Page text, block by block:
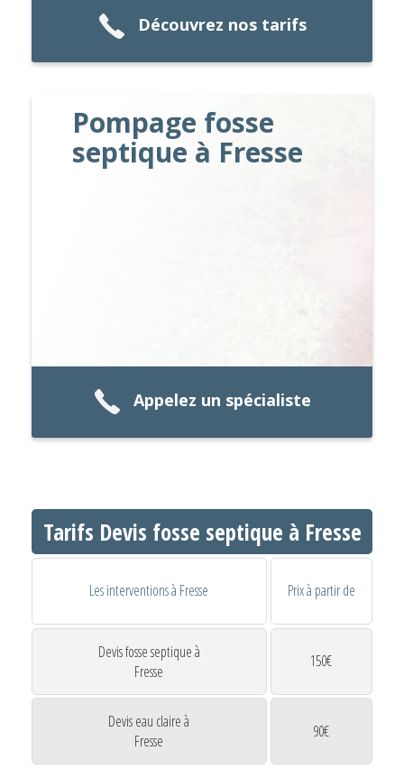
Découvrez nos tarifs
Pompage fosse
septique à Fresse
Appelez un spécialiste
Tarifs Devis fosse septique à Fresse
Les interventions à Fresse Prix à partir de
Devis fosse septique à
Fresse
150€
Devis eau claire à
Fresse
90€